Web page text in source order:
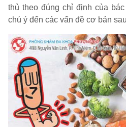
thủ theo đúng chỉ định của
chú ý đến các vấn đề cơ bản